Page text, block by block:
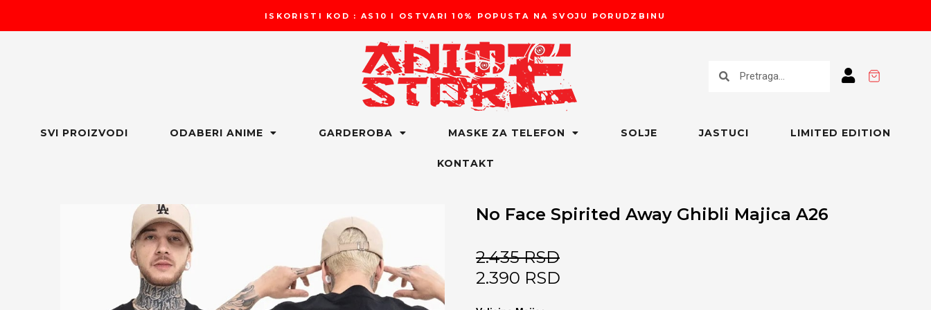
ISKORISTI KOD : AS10 I OSTVARI 10% POPUSTA NA SVOJU PORUDZBINU
SVI PROIZVODI ODABERI ANIME GARDEROBA MASKE ZA TELEFON SOLJE JASTUCI LIMITED EDITION
KONTAKT
No Face Spirited Away Ghibli Majica A26
2.435RSD
2.390 RSD